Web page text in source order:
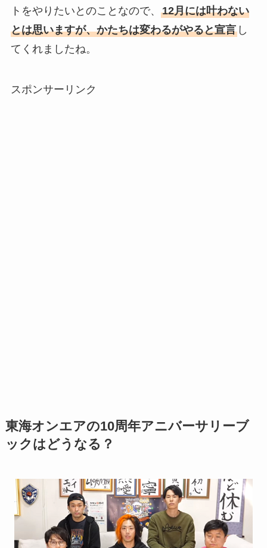
トをやりたいとのことなので、 12月には叶わない
とは思いますが、かたちは変わるがやると宣言し
てくれましたね。
スポンサーリンク
東海オンエアの10周年アニバーサリーブ
ックはどうなる？